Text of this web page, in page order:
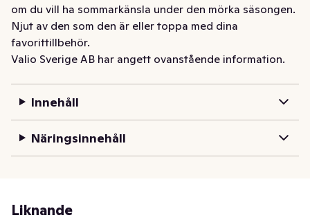
om du vill ha sommarkänsla under den mörka säsongen.
Njut av den som den är eller toppa med dina
favorittillbehör.
Valio Sverige AB har angett ovanstående information.
Innehåll
Näringsinnehåll
Liknande